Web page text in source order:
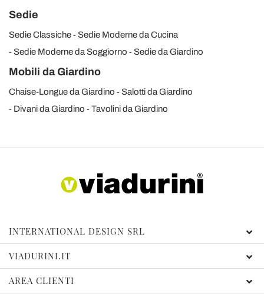
Sedie
Sedie Classiche
Sedie Moderne da Cucina
Sedie Moderne da Soggiorno
Sedie da Giardino
Mobili da Giardino
Chaise-Longue da Giardino
Salotti da Giardino
Divani da Giardino
Tavolini da Giardino
INTERNATIONAL DESIGN SRL
VIADURINI.IT
AREA CLIENTI